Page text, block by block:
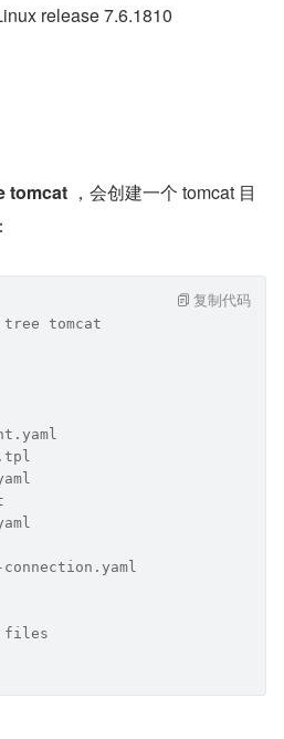
release 7.6.1810
tomcat ，会创建一个 tomcat 目
tree tomcat
files
复制代码